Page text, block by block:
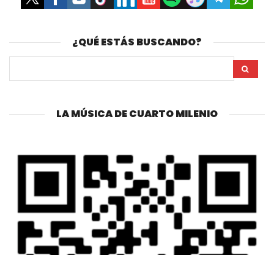
¿QUÉ ESTÁS BUSCANDO?
LA MÚSICA DE CUARTO MILENIO